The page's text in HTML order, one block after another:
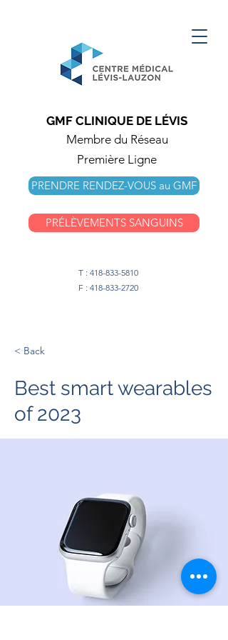
GMF CLINIQUE DE LÉVIS
Membre du Réseau
Première Ligne
PRENDRE RENDEZ-VOUS au GMF
PRÉLÈVEMENTS SANGUINS
T : 418-833-5810
F : 418-833-2720
< Back
Best smart wearables
of 2023